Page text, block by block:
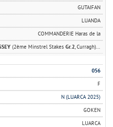
GUTAIFAN
LUANDA
COMMANDERIE Haras de la
(2ème Minstrel StakesGr.2 , Curragh)...
056
F
N (LUARCA 2025)
GOKEN
LUARCA